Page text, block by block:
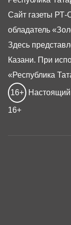
Сайт газеты РТ-
обладатель
Здесь
Казани. При
«Республика
16+
16+